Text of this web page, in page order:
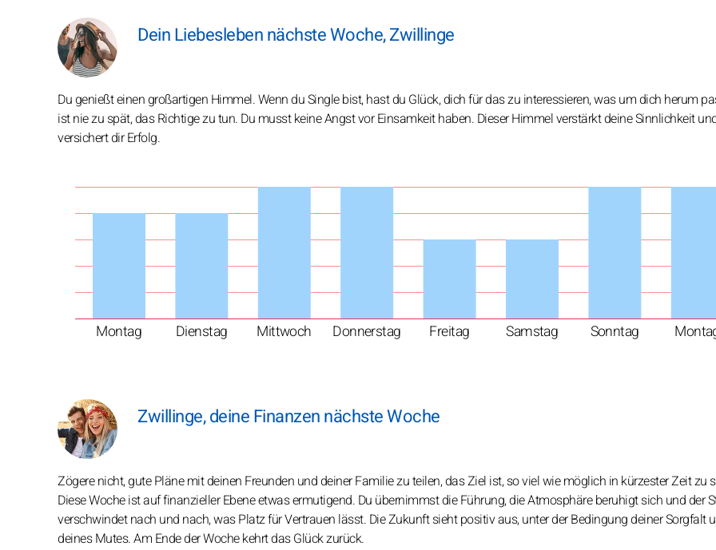
Dein Liebesleben nächste Woche, Zwillinge
Montag Dienstag Mittwoch Donnerstag Freitag Samstag Sonntag
Du genießt einen großartigen Himmel. Wenn du Single bist, hast du Glück, dich für das zu interessieren, was um dich herum
ist nie zu spät, das Richtige zu tun. Du musst keine Angst vor Einsamkeit haben. Dieser Himmel verstärkt deine Sinnlichkeit
versichert dir Erfolg.
Zwillinge, deine Finanzen nächste Woche
Zögere nicht, gute Pläne mit deinen Freunden und deiner Familie zu teilen, das Ziel ist, so viel wie möglich in kürzester Zeit zu
Diese Woche ist auf finanzieller Ebene etwas ermutigend. Du übernimmst die Führung, die Atmosphäre beruhigt sich und der
verschwindet nach und nach, was Platz für Vertrauen lässt. Die Zukunft sieht positiv aus, unter der Bedingung deiner Sorgfalt
deines Mutes. Am Ende der Woche kehrt das Glück zurück.